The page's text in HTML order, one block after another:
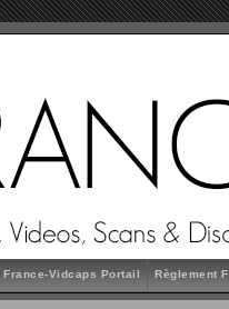
France-Vidcaps Portail Règlement